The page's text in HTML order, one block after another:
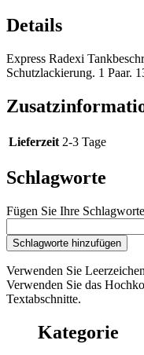
Details
Express Radexi
Schutzlackierung. 1 Paar.
Lieferzeit 2-3 Tage
Schlagworte
Fügen Sie Ihre
Schlagworte hinzufügen
Verwenden Sie
Verwenden Sie das
Textabschnitte.
Kategorie